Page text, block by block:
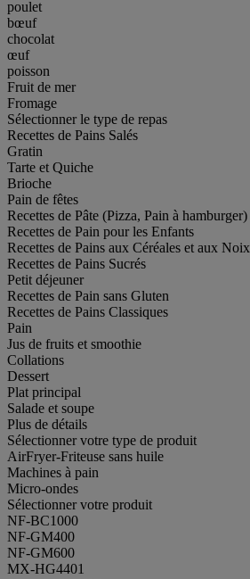
poulet
bœuf
chocolat
œuf
poisson
Fruit de mer
Fromage
Sélectionner le type de repas
Recettes de Pains Salés
Gratin
Tarte et Quiche
Brioche
Pain de fêtes
Recettes de Pâte (Pizza, Pain à hamburger)
Recettes de Pain pour les Enfants
Recettes de Pains aux Céréales et aux Noix
Recettes de Pains Sucrés
Petit déjeuner
Recettes de Pain sans Gluten
Recettes de Pains Classiques
Pain
Jus de fruits et smoothie
Collations
Dessert
Plat principal
Salade et soupe
Plus de détails
Sélectionner votre type de produit
AirFryer-Friteuse sans huile
Machines à pain
Micro-ondes
Sélectionner votre produit
NF-BC1000
NF-GM400
NF-GM600
MX-HG4401